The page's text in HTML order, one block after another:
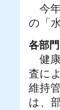
今年
の「
各部
健
査に
維持
は、